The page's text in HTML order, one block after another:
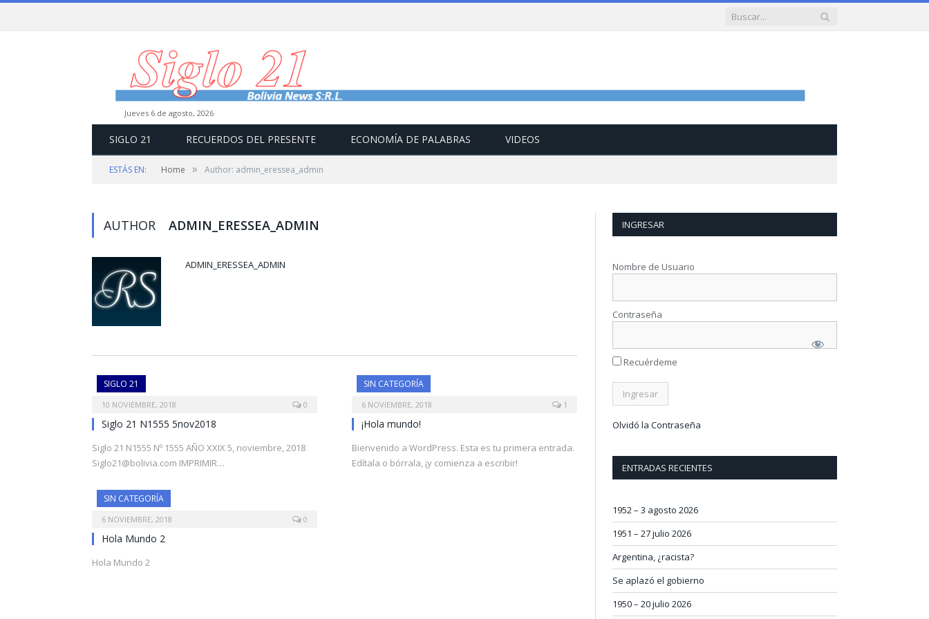
jueves 6 de agosto, 2026
SIGLO 21 RECUERDOS DEL PRESENTE ECONOMÍA DE PALABRAS VIDEOS
ESTÁS EN: Home » Author: admin_eressea_admin
AUTHOR ADMIN_ERESSEA_ADMIN
ADMIN_ERESSEA_ADMIN
SIGLO 21
10 NOVIEMBRE, 2018 0
Siglo 21 N1555 5nov2018
Siglo 21 N1555 Nº 1555 AÑO XXIX 5, noviembre, 2018
Siglo21@bolivia.com IMPRIMIR…
SIN CATEGORÍA
6 NOVIEMBRE, 2018 1
¡Hola mundo!
Bienvenido a WordPress. Esta es tu primera entrada.
Edítala o bórrala, ¡y comienza a escribir!
SIN CATEGORÍA
6 NOVIEMBRE, 2018 0
Hola Mundo 2
Hola Mundo 2
INGRESAR
Nombre de Usuario
Contraseña
Recuérdeme
Olvidó la Contraseña
ENTRADAS RECIENTES
1952 – 3 agosto 2026
1951 – 27 julio 2026
Argentina, ¿racista?
Se aplazó el gobierno
1950 – 20 julio 2026